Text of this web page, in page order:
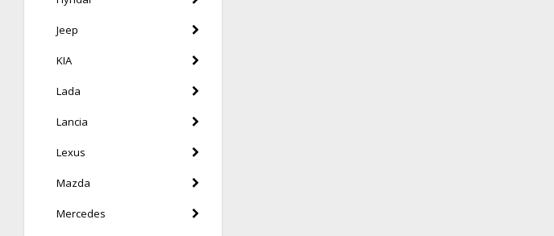
Jeep
KIA
Lada
Lancia
Lexus
Mazda
Mercedes